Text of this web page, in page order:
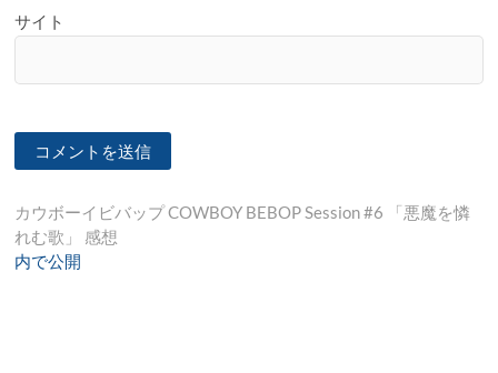
サイト
投
稿
カウボーイビバップ COWBOY BEBOP Session #6 「悪魔を憐
れむ歌」 感想
内で公開